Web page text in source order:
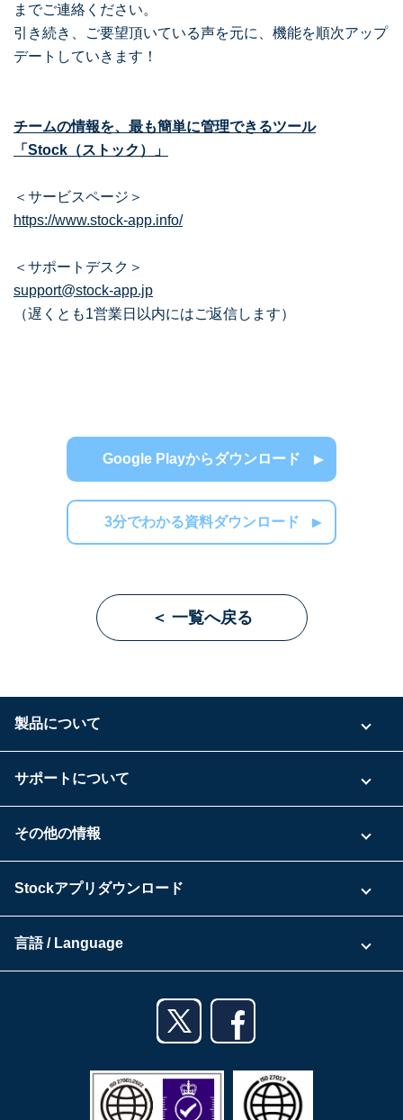
までご連絡ください。
引き続き、ご要望頂いている声を元に、機能を順次アップ
デートしていきます！
チームの情報を、最も簡単に管理できるツール
「Stock（ストック）」
＜サービスページ＞
https://www.stock-app.info/
＜サポートデスク＞
support@stock-app.jp
（遅くとも1営業日以内にはご返信します）
Google Playからダウンロード
3分でわかる資料ダウンロード
＜ 一覧へ戻る
製品について
具体的な活用事例
セキュリティ
資料ダウンロード
サポートについて
よくある質問
その他の情報
Stock公式ブログ
プライバシーポリシー
Stockアプリダウンロード
iPhoneアプリ
Androidタブレットアプリ
言語 / Language